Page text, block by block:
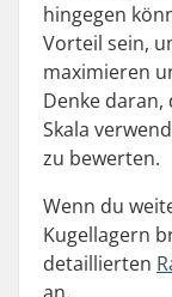
hingegen
Vorteil sein,
maximieren
Denke daran,
Skala
zu bewerten.
Wenn du
Kugellagern
detaillierten